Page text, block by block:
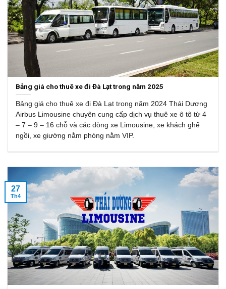
Bảng giá cho thuê xe đi Đà Lạt trong năm 2025
Bảng giá cho thuê xe đi Đà Lạt trong năm 2024 Thái Dương
Airbus Limousine chuyên cung cấp dịch vụ thuê xe ô tô từ 4
– 7 – 9 – 16 chỗ và các dòng xe Limousine, xe khách ghế
ngồi, xe giường nằm phòng nằm VIP.
27
Th4